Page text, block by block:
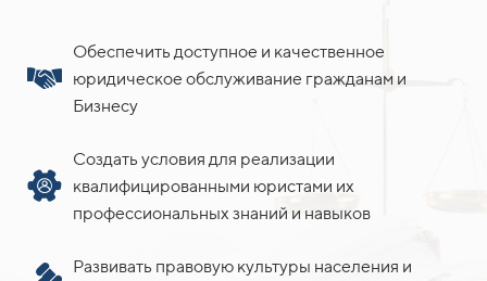
Обеспечить доступное и качественное
юридическое обслуживание гражданам и
Бизнесу
Создать условия для реализации
квалифицированными юристами их
профессиональных знаний и навыков
Развивать правовую культуры населения и